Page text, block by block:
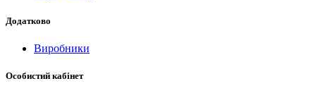
Додатково
Виробники
Особистий кабінет